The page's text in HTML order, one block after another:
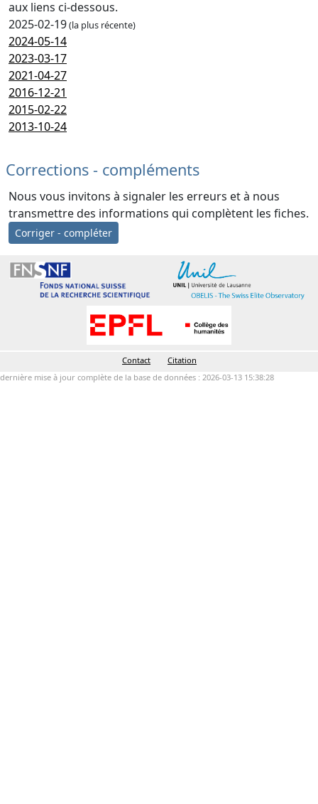
aux liens ci-dessous.
2025-02-19(la plus récente)
2024-05-14
2023-03-17
2021-04-27
2016-12-21
2015-02-22
2013-10-24
Corrections - compléments
Nous vous invitons à signaler les erreurs et à nous
transmettre des informations qui complètent les fiches.
Corriger - compléter
Contact
Citation
dernière mise à jour complète de la base de données : 2026-03-13 15:38:28